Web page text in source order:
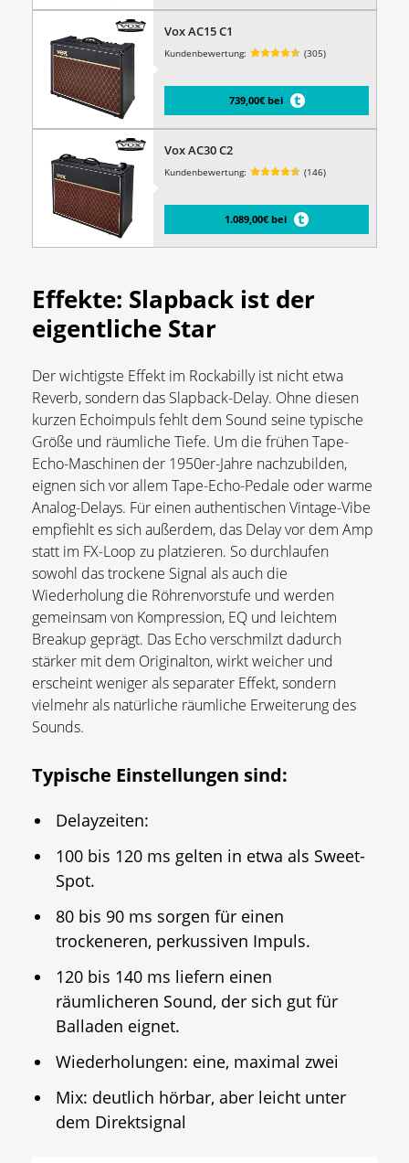
Vox AC15 C1
Kundenbewertung: (305)
739,00€ bei
Vox AC30 C2
Kundenbewertung: (146)
1.089,00€ bei
Effekte: Slapback ist der
eigentliche Star
Der wichtigste Effekt im Rockabilly ist nicht etwa
Reverb, sondern das Slapback-Delay. Ohne diesen
kurzen Echoimpuls fehlt dem Sound seine typische
Größe und räumliche Tiefe. Um die frühen Tape-
Echo-Maschinen der 1950er-Jahre nachzubilden,
eignen sich vor allem Tape-Echo-Pedale oder warme
Analog-Delays. Für einen authentischen Vintage-Vibe
empfiehlt es sich außerdem, das Delay vor dem Amp
statt im FX-Loop zu platzieren. So durchlaufen
sowohl das trockene Signal als auch die
Wiederholung die Röhrenvorstufe und werden
gemeinsam von Kompression, EQ und leichtem
Breakup geprägt. Das Echo verschmilzt dadurch
stärker mit dem Originalton, wirkt weicher und
erscheint weniger als separater Effekt, sondern
vielmehr als natürliche räumliche Erweiterung des
Sounds.
Typische Einstellungen sind:
Delayzeiten:
100 bis 120 ms gelten in etwa als Sweet-
Spot.
80 bis 90 ms sorgen für einen
trockeneren, perkussiven Impuls.
120 bis 140 ms liefern einen
räumlicheren Sound, der sich gut für
Balladen eignet.
Wiederholungen: eine, maximal zwei
Mix: deutlich hörbar, aber leicht unter
dem Direktsignal